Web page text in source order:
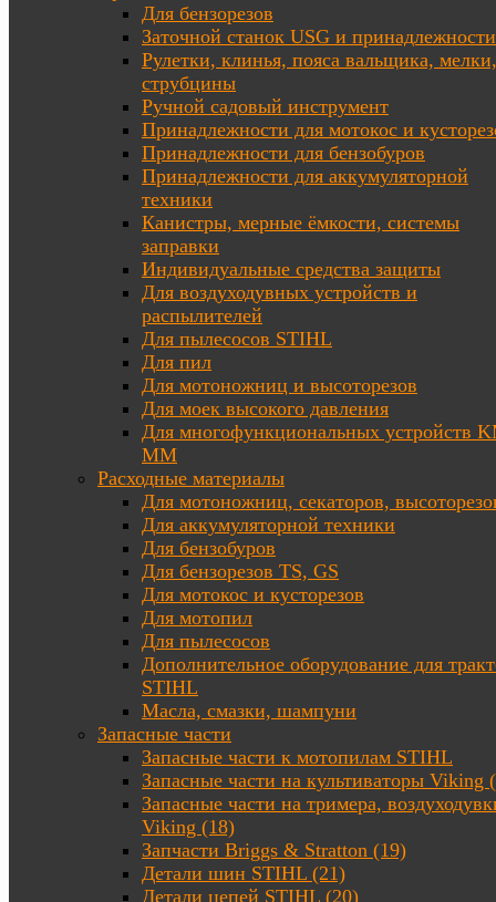
Для бензорезов
Заточной станок USG и принадлежности
Рулетки, клинья, пояса вальщика, мелки,
струбцины
Ручной садовый инструмент
Принадлежности для мотокос и
Принадлежности для бензобуров
Принадлежности для аккумуляторной
техники
Канистры, мерные ёмкости, системы
заправки
Индивидуальные средства защиты
Для воздуходувных устройств и
распылителей
Для пылесосов STIHL
Для пил
Для мотоножниц и высоторезов
Для моек высокого давления
Для многофункциональных устройств
MM
Расходные материалы
Для мотоножниц, секаторов,
Для аккумуляторной техники
Для бензобуров
Для бензорезов TS, GS
Для мотокос и кусторезов
Для мотопил
Для пылесосов
Дополнительное оборудование для
STIHL
Масла, смазки, шампуни
Запасные части
Запасные части к мотопилам STIHL
Запасные части на культиваторы Viking
Запасные части на тримера,
Viking (18)
Запчасти Briggs & Stratton (19)
Детали шин STIHL (21)
Детали цепей STIHL (20)